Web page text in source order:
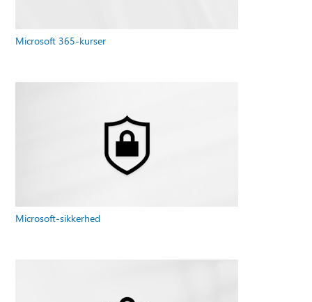
Microsoft 365-kurser
Microsoft-sikkerhed